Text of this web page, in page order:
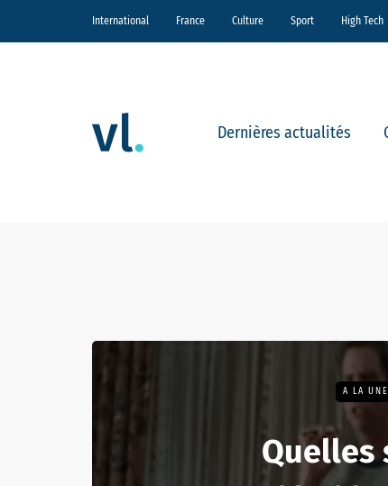
International France Culture Sport High Tech
Dernières actualités
A LA UNE
Quelles